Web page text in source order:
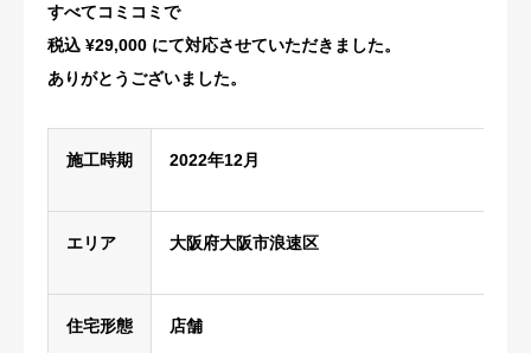
すべてコミコミで
税込 ¥29,000 にて対応させていただきました。
ありがとうございました。
施工時期 2022年12月
エリア 大阪府大阪市浪速区
住宅形態 店舗
お問い合わせ